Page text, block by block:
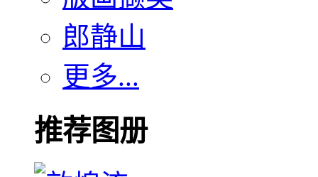
郎静山
更多...
推荐图册